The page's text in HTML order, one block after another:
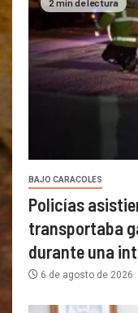
BAJO CARACOLES
Policías
transportaba
durante una
6 de agosto de 2026